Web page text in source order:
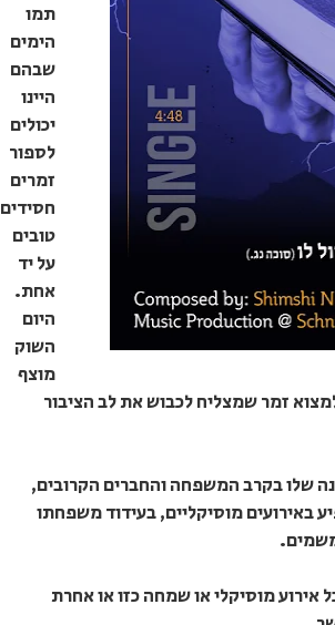
תמו
הימים
שבהם
היינו
יכולים
לספור
זמרים
חסידים
טובים
על יד
אחת.
היום
השוק
מוצף
זמר שמצליח לכבוש את לב הציבור
שלו בקרב המשפחה והחברים הקרובים,
באירועים מוסיקליים, בעידוד משפחתו
אירוע מוסיקלי או שמחה כזו או אחרת